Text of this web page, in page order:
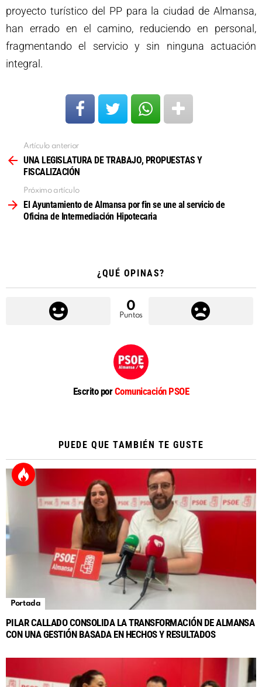
proyecto turístico del PP para la ciudad de Almansa,
han errado en el camino, reduciendo en personal,
fragmentando el servicio y sin ninguna actuación
integral.
más
Artículo anterior
UNA LEGISLATURA DE TRABAJO, PROPUESTAS Y
FISCALIZACIÓN
Próximo artículo
El Ayuntamiento de Almansa por fin se une al servicio de
Oficina de Intermediación Hipotecaria
¿QUÉ OPINAS?
0
Puntos
Escrito porComunicación PSOE
PUEDE QUE TAMBIÉN TE GUSTE
Portada
PILAR CALLADO CONSOLIDA LA TRANSFORMACIÓN DE ALMANSA
CON UNA GESTIÓN BASADA EN HECHOS Y RESULTADOS